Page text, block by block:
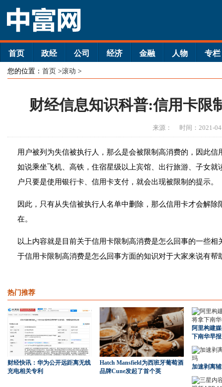
首页 政经 公司 经济 金融 人物 专栏
您的位置： 首页 >滚动 >
财经信息知识科普:信用卡限
来源： 时间：2021-
用户被列为失信被执行人，那么是会被限制高消费的，因此
如说乘坐飞机、高铁，住宿星级以上宾馆、出行旅游、子女
户只要是使用银行卡、信用卡支付，就会出现被限制的提示。
因此，只有从失信被执行人名单中删除，那么信用卡才会解
在。
以上内容就是目前关于信用卡限制高消费是怎么回事的一些
于信用卡限制高消费是怎么回事方面的知识对于大家来说有帮
热门推荐
财经快讯：华为公开远距离无线
充电相关专利
Hatch Mansfield为西班牙葡萄酒
品牌Cune发起了首个英
阿里构建
下南华早报
加速剥离